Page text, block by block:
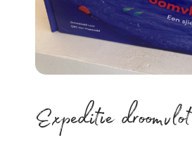
Expeditie droomvlot